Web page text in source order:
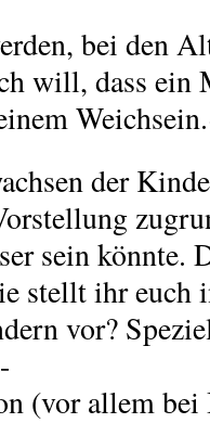
bei den
will, dass ein
der
sein könnte.
stellt ihr euch
vor?
(vor allem bei